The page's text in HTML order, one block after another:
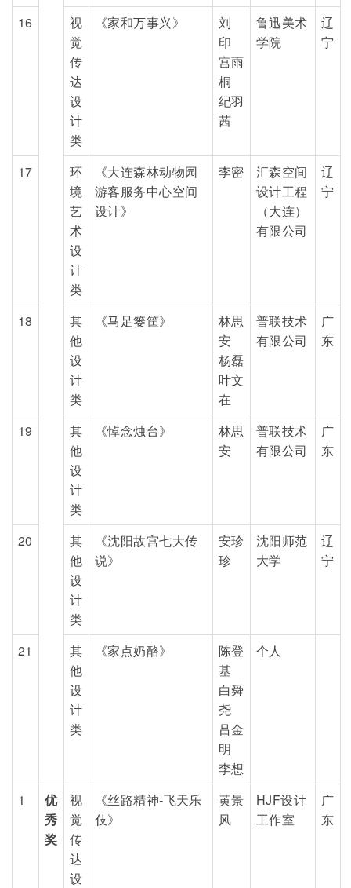
16
视
觉
传
达
设
计
类
《家和万事兴》
刘
印
宫雨
桐
纪羽
茜
鲁迅美术
学院
辽
宁
17
环
境
艺
术
设
计
类
《大连森林动物园
游客服务中心空间
设计》
李密
汇森空间
设计工程
（大连）
有限公司
辽
宁
18
其
他
设
计
类
《马足篓筐》
林思
安
杨磊
叶文
在
普联技术
有限公司
广
东
19
其
他
设
计
类
《悼念烛台》
林思
安
普联技术
有限公司
广
东
20
其
他
设
计
类
《沈阳故宫七大传
说》
安珍
珍
沈阳师范
大学
辽
宁
21
其
他
设
计
类
《家点奶酪》
陈登
基
白舜
尧
吕金
明
李想
个人
1
优
秀
奖
视
觉
传
达
设
《丝路精神-飞天乐
伎》
黄景
风
HJF设计
工作室
广
东